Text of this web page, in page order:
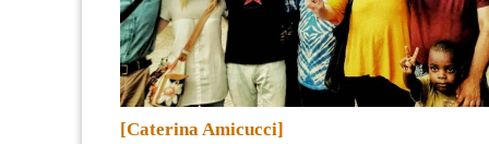
[Caterina Amicucci]